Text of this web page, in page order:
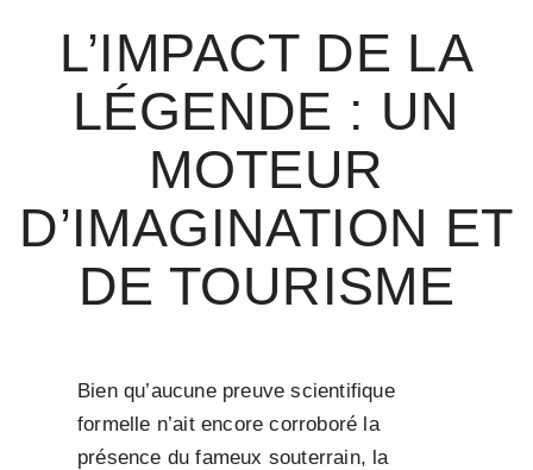
L’IMPACT DE LA
LÉGENDE : UN
MOTEUR
D’IMAGINATION ET
DE TOURISME
Bien qu’aucune preuve scientifique
formelle n’ait encore corroboré la
présence du fameux souterrain, la